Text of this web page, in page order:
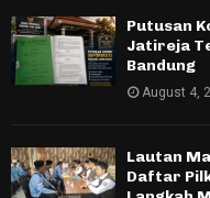
Putusan
Jatireja
Bandung
August 4,
Lautan
Daftar